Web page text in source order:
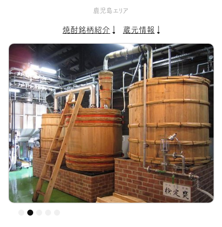
鹿児島エリア
焼酎銘柄紹介 蔵元情報